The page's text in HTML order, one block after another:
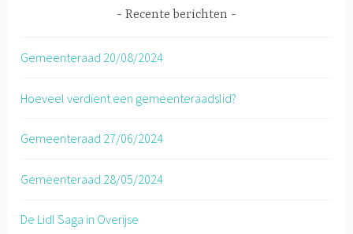
Recente berichten
Gemeenteraad 20/08/2024
Hoeveel verdient een gemeenteraadslid?
Gemeenteraad 27/06/2024
Gemeenteraad 28/05/2024
De Lidl Saga in Overijse